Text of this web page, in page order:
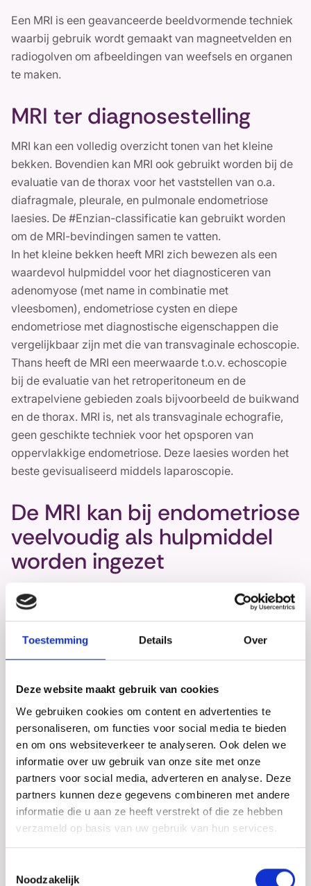
Toestemming Details Over
Deze website maakt gebruik van cookies
We gebruiken cookies om content en advertenties te
personaliseren, om functies voor social media te bieden
en om ons websiteverkeer te analyseren. Ook delen we
informatie over uw gebruik van onze site met onze
partners voor social media, adverteren en analyse. Deze
partners kunnen deze gegevens combineren met andere
informatie die u aan ze heeft verstrekt of die ze hebben
verzameld op basis van uw gebruik van hun services.
Noodzakelijk
Een MRI is een geavanceerde beeldvormende techniek
waarbij gebruik wordt gemaakt van magneetvelden en
radiogolven om afbeeldingen van weefsels en organen
te maken.
MRI ter diagnosestelling
MRI kan een volledig overzicht tonen van het kleine
bekken. Bovendien kan MRI ook gebruikt worden bij de
evaluatie van de thorax voor het vaststellen van o.a.
diafragmale, pleurale, en pulmonale endometriose
laesies. De #Enzian-classificatie kan gebruikt worden
om de MRI-bevindingen samen te vatten.
In het kleine bekken heeft MRI zich bewezen als een
waardevol hulpmiddel voor het diagnosticeren van
adenomyose (met name in combinatie met
vleesbomen), endometriose cysten en diepe
endometriose met diagnostische eigenschappen die
vergelijkbaar zijn met die van transvaginale echoscopie.
Thans heeft de MRI een meerwaarde t.o.v. echoscopie
bij de evaluatie van het retroperitoneum en de
extrapelviene gebieden zoals bijvoorbeeld de buikwand
en de thorax. MRI is, net als transvaginale echografie,
geen geschikte techniek voor het opsporen van
oppervlakkige endometriose. Deze laesies worden het
beste gevisualiseerd middels laparoscopie.
De MRI kan bij endometriose
veelvoudig als hulpmiddel
worden ingezet
MRI is naast het diagnosticeren van endometriose, ook
effectief bij het beoordelen van de omvang van de
hydronefrose door distale ureter endometriose) en biedt
een routekaart voor chirurgische behandeling.
MRI-bevindingen samen te vatten. Wil je meer lezen
over de Enzian classificatie? Ga dan naarclassificatie
Diepe endometriose met
darmbetrokkenheid
Diepe endometriose met darmbetrokkenheid bij
dezelfde patiente gezien door MRI, TVE en na operatie:
diepe endometriose (zie rode pijl) met musculaire
infiltratie in de anterieure wand van het rectosigmoid.